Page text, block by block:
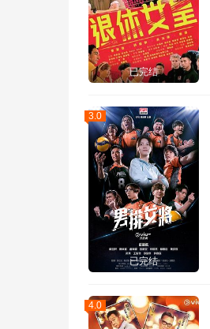
已完结
3.0
已完结
4.0